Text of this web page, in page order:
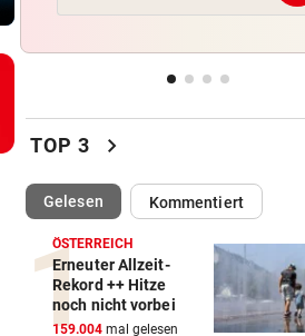
Lebensmittelpreise auf
Steirische ÖVP-Chefin
den Bundeskanzler
„WERMUTSTROPFEN“
Verletzter Salzburg-Kicker:
Diagnose ist da!
SPRICHT ÜBER FAMILIE vor
Royale Ehekrise? Das sagt
TOP 3 chevron_right
Gelesen(ausgewählt)Kommentiert
ÖSTERREICH
Erneuter Allzeit-
Rekord ++ Hitze
noch nicht vorbei
159.004 mal gelesen